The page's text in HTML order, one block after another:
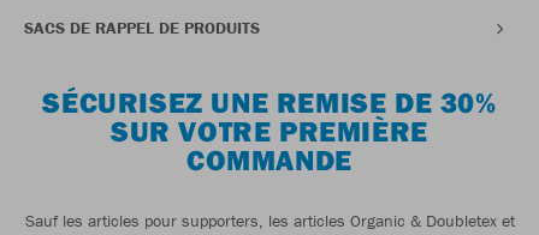
SACS DE RAPPEL DE PRODUITS
SÉCURISEZ UNE REMISE DE 30%
SUR VOTRE PREMIÈRE
COMMANDE
Sauf les articles pour supporters, les articles Organic & Doubletex et